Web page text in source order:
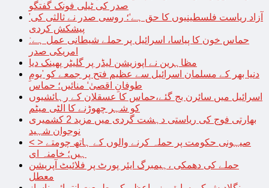
صدر کی ٹیلی فونک گفتگو
’آزاد ریاست فلسطینیوں کا حق ہے‘؛ روسی صدر نے ثالثی کی
پیشکش کردی
حماس خون کا پیاسا، اسرائیل پر حملے شیطانی عمل ہے:
امریکی صدر
مظاہرین نے اپوزیشن لیڈر پر گلیٹر پھینک دیا
دنیا بھر کے مسلمان اسرائیل سے عظیم فتح پر جمعے کو ’یومِ
طوفانِ اقصیٰ‘ منائیں؛ حماس
اسرائیل میں سائرن بج گئے،حماس کا عسقلان کے رہائشیوں
کو شہر چھوڑنے کا الٹی میٹم
بھارتی فوج کی ریاستی دہشت گردی میں مزید 2 کشمیری
نوجوان شہید
< > صیہونی حکومت پر حملہ کرنے والوں کے ہاتھ چومتے
ہیں؛ خامنہ ای
حملے کی دھمکی ،ہیمبرگ ایئر پورٹ پر فلائیٹ آپریشن
معطل